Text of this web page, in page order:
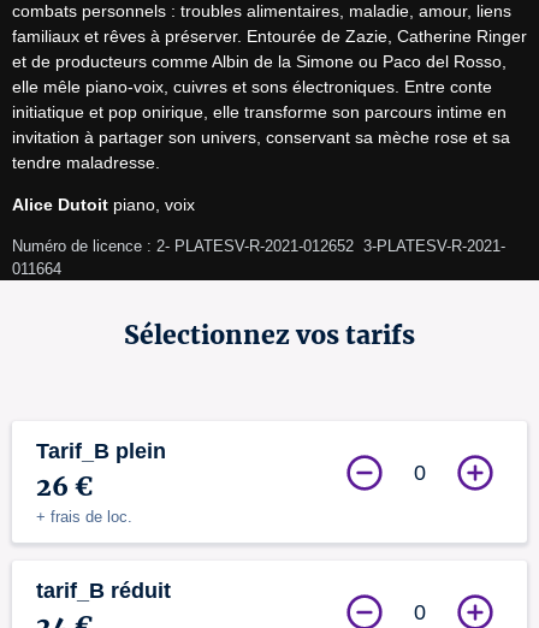
combats personnels : troubles alimentaires, maladie, amour, liens
familiaux et rêves à préserver. Entourée de Zazie, Catherine Ringer
et de producteurs comme Albin de la Simone ou Paco del Rosso,
elle mêle piano-voix, cuivres et sons électroniques. Entre conte
initiatique et pop onirique, elle transforme son parcours intime en
invitation à partager son univers, conservant sa mèche rose et sa
tendre maladresse.
Alice Dutoit piano, voix
Numéro de licence : 2- PLATESV-R-2021-012652  3-PLATESV-R-2021-
011664
Sélectionnez vos tarifs
Tarif_B plein
26 €
+ frais de loc.
0
tarif_B réduit
0